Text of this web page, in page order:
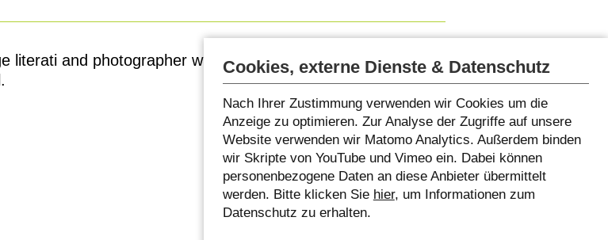
literati and photographer who hostsMartin Muser’s events
Cookies, externe Dienste & Datenschutz
Nach Ihrer Zustimmung verwenden wir Cookies um die
Anzeige zu optimieren. Zur Analyse der Zugriffe auf unsere
Website verwenden wir Matomo Analytics. Außerdem binden
wir Skripte von YouTube und Vimeo ein. Dabei können
personenbezogene Daten an diese Anbieter übermittelt
werden. Bitte klicken Sie hier, um Informationen zum
Datenschutz zu erhalten.